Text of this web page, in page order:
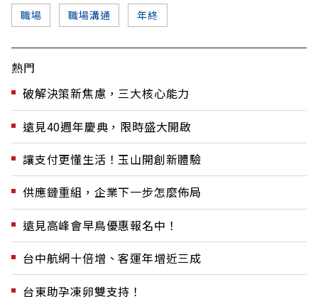
職場 職場溝通 年終
熱門
破解決策新焦慮，三大核心能力
遠見40週年慶典，限時盛大開啟
讓支付更懂生活！玉山開創新體驗
供應鏈重組，企業下一步怎麼佈局
遠見高峰會早鳥優惠報名中！
台中航網十倍增、客運年增近三成
台東助孕凍卵雙支持！